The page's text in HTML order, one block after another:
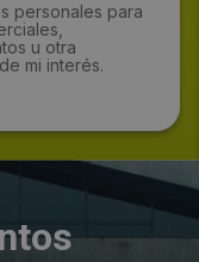
personales para
u otra
mi interés.